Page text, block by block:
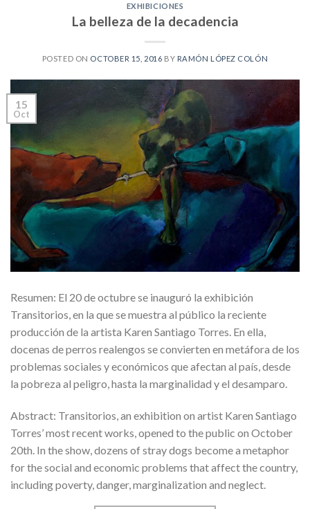
EXHIBICIONES
La belleza de la decadencia
POSTED ON OCTOBER 15, 2016 BY RAMÓN LÓPEZ COLÓN
15
Oct
Resumen: El 20 de octubre se inauguró la exhibición
Transitorios, en la que se muestra al público la reciente
producción de la artista Karen Santiago Torres. En ella,
docenas de perros realengos se convierten en metáfora de los
problemas sociales y económicos que afectan al país, desde
la pobreza al peligro, hasta la marginalidad y el desamparo.
Abstract: Transitorios, an exhibition on artist Karen Santiago
Torres’ most recent works, opened to the public on October
20th. In the show, dozens of stray dogs become a metaphor
for the social and economic problems that affect the country,
including poverty, danger, marginalization and neglect.